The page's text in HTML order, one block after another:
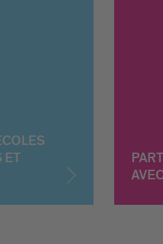
ET